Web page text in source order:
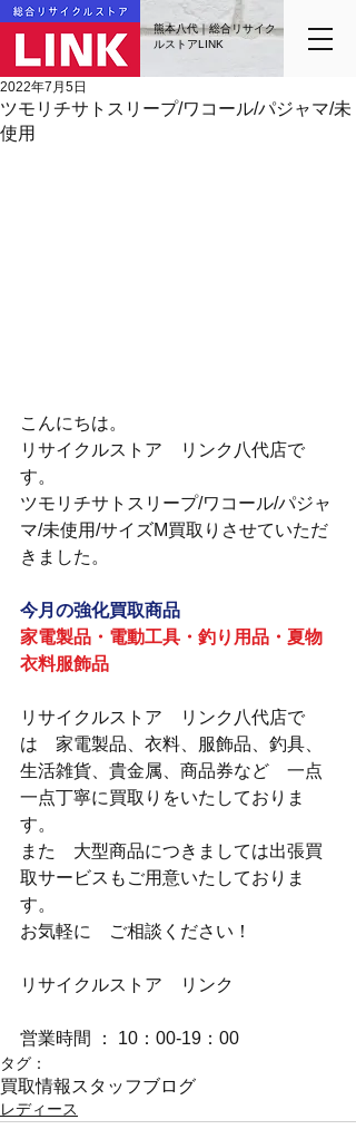
熊本八代｜総合リサイク
ルストアLINK
ツモリチサトスリープ/ワコール/パジャマ/未
使用
2022年7月5日
こんにちは。
リサイクルストア　リンク八代店で
す。
ツモリチサトスリープ/ワコール/パジャ
マ/未使用/サイズM買取りさせていただ
きました。
今月の強化買取商品
家電製品・電動工具・釣り用品・夏物
衣料服飾品
リサイクルストア　リンク八代店で
は　家電製品、衣料、服飾品、釣具、
生活雑貨、貴金属、商品券など　一点
一点丁寧に買取りをいたしておりま
す。
また　大型商品につきましては出張買
取サービスもご用意いたしておりま
す。
お気軽に　ご相談ください！
リサイクルストア　リンク
営業時間 ： 10：00-19：00
タグ：
買取情報 スタッフブログ
レディース